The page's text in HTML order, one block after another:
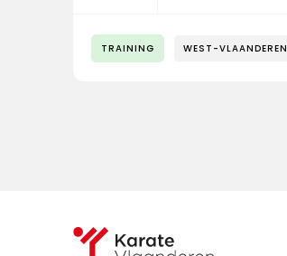
TRAINING WEST-VLAANDEREN